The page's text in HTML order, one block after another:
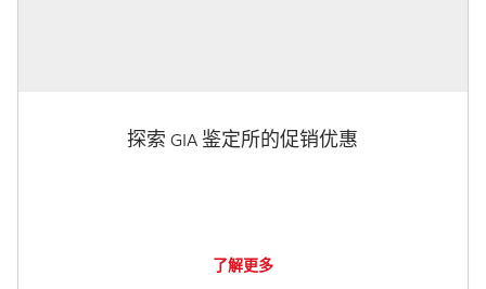
探索 GIA 鉴定所的促销优惠
了解更多